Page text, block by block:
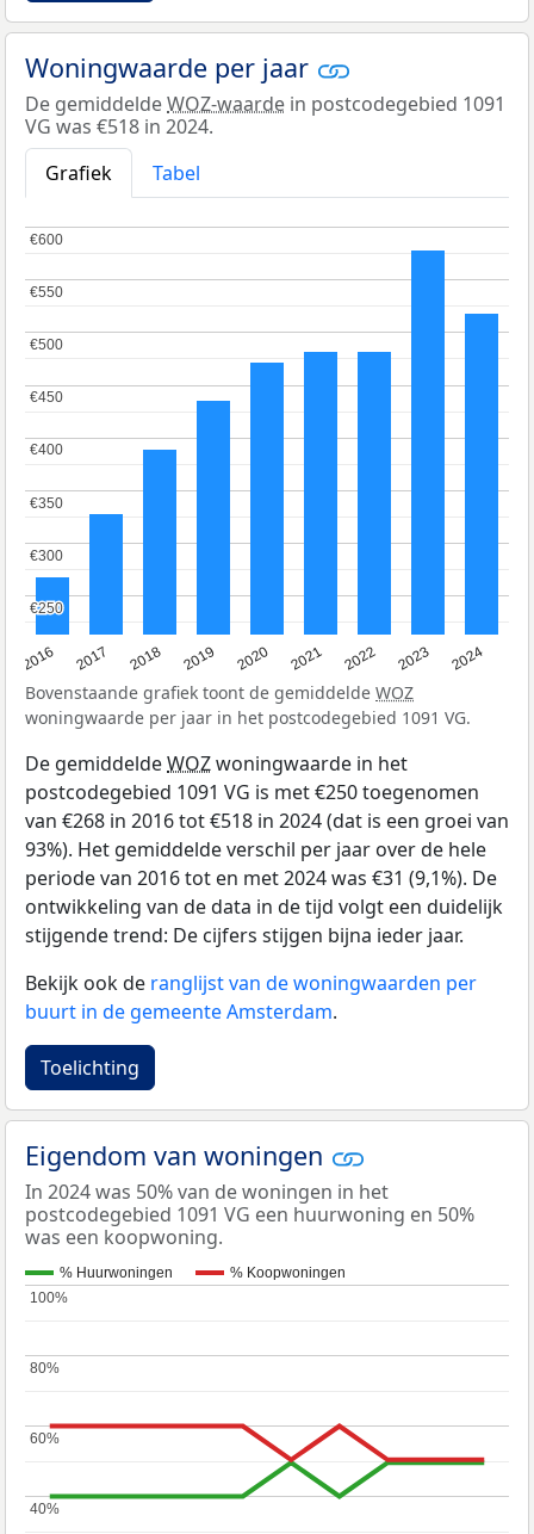
Woningwaarde per jaar
De gemiddeldeWOZ-waarde in postcodegebied 1091
VG was €518 in 2024.
Grafiek
Tabel
2016 2017 2018 2019 2020 2021 2022 2023 2024
€250
€250
€300
€300
€350
€350
€400
€400
€450
€450
€500
€500
€550
€550
€600
€600
Bovenstaande grafiek toont de gemiddelde WOZ
woningwaarde per jaar in het postcodegebied 1091 VG.
De gemiddeldeWOZwoningwaarde in het
postcodegebied 1091 VG is met €250 toegenomen
van €268 in 2016 tot €518 in 2024 (dat is een groei van
93%). Het gemiddelde verschil per jaar over de hele
periode van 2016 tot en met 2024 was €31 (9,1%). De
ontwikkeling van de data in de tijd volgt een duidelijk
stijgende trend: De cijfers stijgen bijna ieder jaar.
Bekijk ook de ranglijst van de woningwaarden per
buurt in de gemeente Amsterdam.
Toelichting
Eigendom van woningen
In 2024 was 50% van de woningen in het
postcodegebied 1091 VG een huurwoning en 50%
was een koopwoning.
% Huurwoningen % Koopwoningen
40%
40%
60%
60%
80%
80%
100%
100%